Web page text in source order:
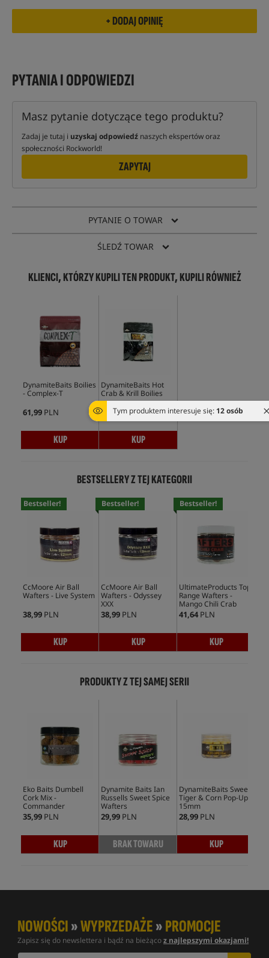
Tym produktem interesuje się:12 osób
PYTANIA I ODPOWIEDZI
Masz pytanie dotyczące tego produktu?
Zadaj je tutaj i uzyskaj odpowiedź naszych ekspertów oraz
społeczności Rockworld!
ZAPYTAJ
PYTANIE O TOWAR
ŚLEDŹ TOWAR
KLIENCI, KTÓRZY KUPILI TEN PRODUKT, KUPILI RÓWNIEŻ
DynamiteBaits Boilies
- Complex-T
61,99 PLN
KUP
DynamiteBaits Hot
Crab & Krill Boilies
51,99PLN
KUP
BESTSELLERY Z TEJ KATEGORII
Bestseller!
CcMoore Air Ball
Wafters - Live System
38,99 PLN
KUP
Bestseller!
CcMoore Air Ball
Wafters - Odyssey
XXX
38,99 PLN
KUP
Bestseller!
UltimateProducts Top
Range Wafters -
Mango Chili Crab
41,64 PLN
KUP
PRODUKTY Z TEJ SAMEJ SERII
Eko Baits Dumbell
Cork Mix -
Commander
35,99 PLN
KUP
Dynamite Baits Ian
Russells Sweet Spice
Wafters
29,99 PLN
BRAK TOWARU
DynamiteBaits Sweet
Tiger & Corn Pop-Ups
15mm
28,99 PLN
KUP
NOWOŚCI»WYPRZEDAŻE»PROMOCJE
Zapisz się do newslettera i bądź na bieżącoz najlepszymi okazjami!